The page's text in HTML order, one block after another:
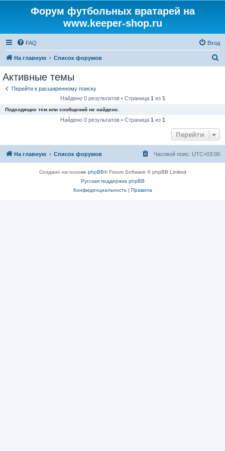
Форум футбольных вратарей на
www.keeper-shop.ru
FAQ Вход
На главную Список форумов
Активные темы
Перейти к расширенному поиску
Найдено 0 результатов • Страница 1 из 1
Подходящих тем или сообщений не найдено.
Найдено 0 результатов • Страница 1 из 1
Перейти
На главную Список форумов Часовой пояс: UTC+03:00
Создано на основе phpBB® Forum Software © phpBB Limited
Русская поддержка phpBB
Конфиденциальность| Правила